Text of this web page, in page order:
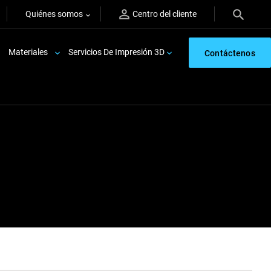
Quiénes somos Centro del cliente
Materiales Servicios De Impresión 3D Contáctenos